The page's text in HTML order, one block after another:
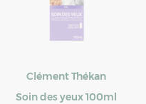
Clément Thékan
Soin des yeux 100ml